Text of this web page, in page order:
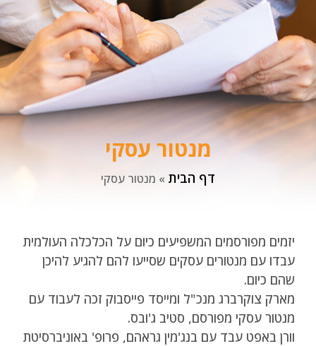
מנטור עסקי
דף הבית » מנטור עסקי
יזמים מפורסמים המשפיעים כיום על הכלכלה העולמית
עבדו עם מנטורים עסקים שסייעו להם להגיע להיכן
שהם כיום.
מארק צוקרברג מנכ"ל ומייסד פייסבוק זכה לעבוד עם
מנטור עסקי מפורסם, סטיב ג'ובס.
וורן באפט עבד עם בנג'מין גראהם, פרופ' באוניברסיטת